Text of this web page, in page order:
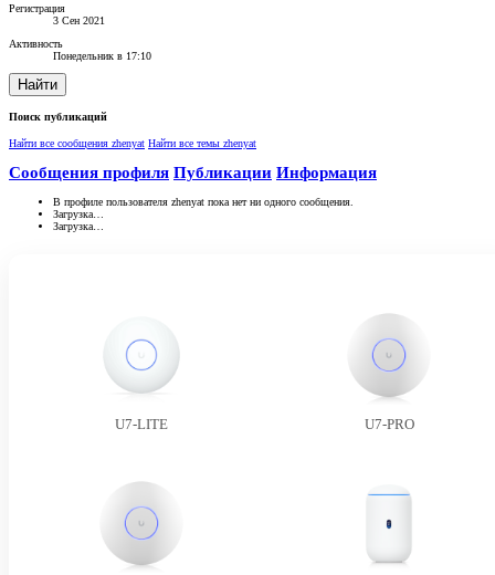
Регистрация
3 Сен 2021
Активность
Понедельник в 17:10
Найти
Поиск публикаций
Найти все сообщения zhenyat Найти все темы zhenyat
Сообщения профиля Публикации Информация
В профиле пользователя zhenyat пока нет ни одного сообщения.
Загрузка…
Загрузка…
U7-LITE U7-PRO